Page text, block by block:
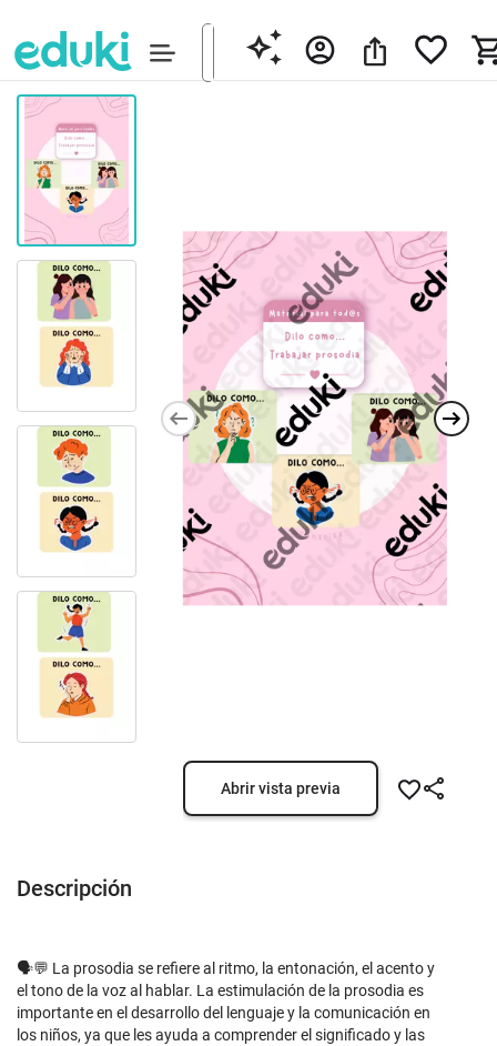
Abrir vista previa
Descripción
🗣️💬 La prosodia se refiere al ritmo, la entonación, el acento y
el tono de la voz al hablar. La estimulación de la prosodia es
importante en el desarrollo del lenguaje y la comunicación en
los niños, ya que les ayuda a comprender el significado y las